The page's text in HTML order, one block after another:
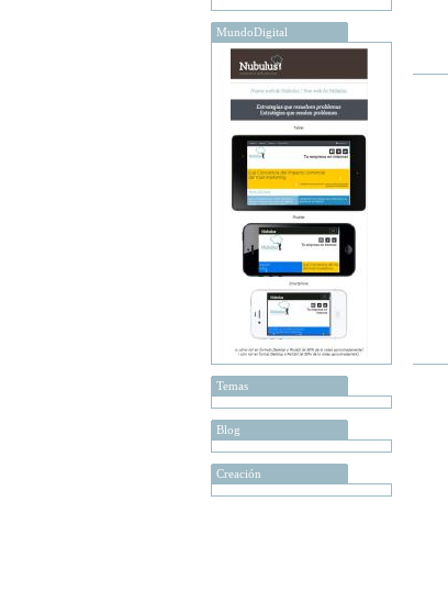
MundoDigital
Temas
Blog
Creación